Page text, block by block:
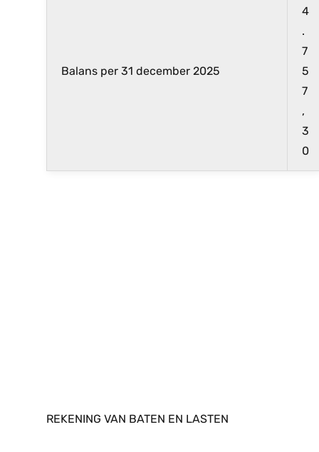
Balans per 31 december 2025
4
.
7
5
7
,
3
0
REKENING VAN BATEN EN LASTEN